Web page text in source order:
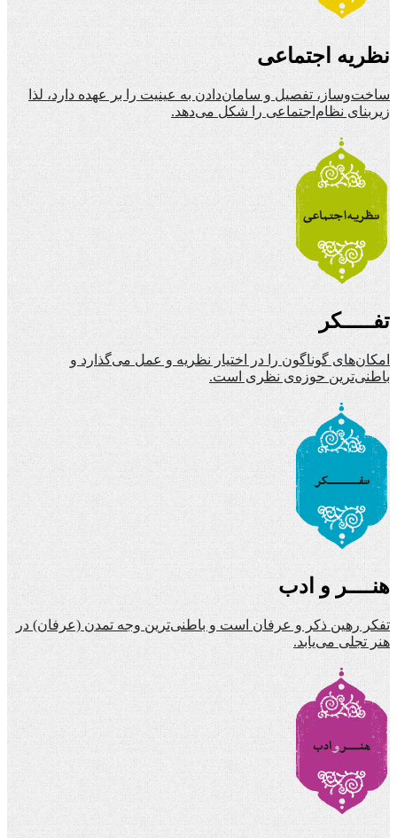
نظریه اجتماعی
ساخت‌وساز، تفصیل و سامان‌دادن به عینیت را بر عهده دارد، لذا
زیربنای نظام‌اجتماعی را شکل می‌دهد.
تفـــــکر
امکان‌های گوناگون را در اختیار نظریه و عمل می‌گذارد و
باطنی‌ترین حوزه‌ی نظری است.
هنــــر و ادب
تفکر رهین ذکر و عرفان است و باطنی‌ترین وجه تمدن (عرفان) در
هنر تجلی می‌یابد.